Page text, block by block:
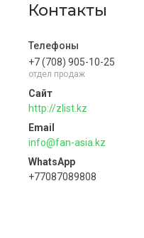
Контакты
+7 (708) 905-10-25
отдел продаж
http://zlist.kz
info@fan-asia.kz
+77087089808